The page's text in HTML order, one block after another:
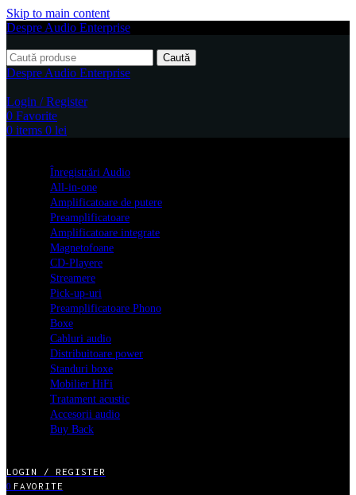
Skip to main content
Despre Audio Enterprise
Caută
Despre Audio Enterprise
Login / Register
0 Favorite
0 items 0 lei
Înregistrări Audio
All-in-one
Amplificatoare de putere
Preamplificatoare
Amplificatoare integrate
Magnetofoane
CD-Playere
Streamere
Pick-up-uri
Preamplificatoare Phono
Boxe
Cabluri audio
Distribuitoare power
Standuri boxe
Mobilier HiFi
Tratament acustic
Accesorii audio
Buy Back
LOGIN / REGISTER
0 FAVORITE